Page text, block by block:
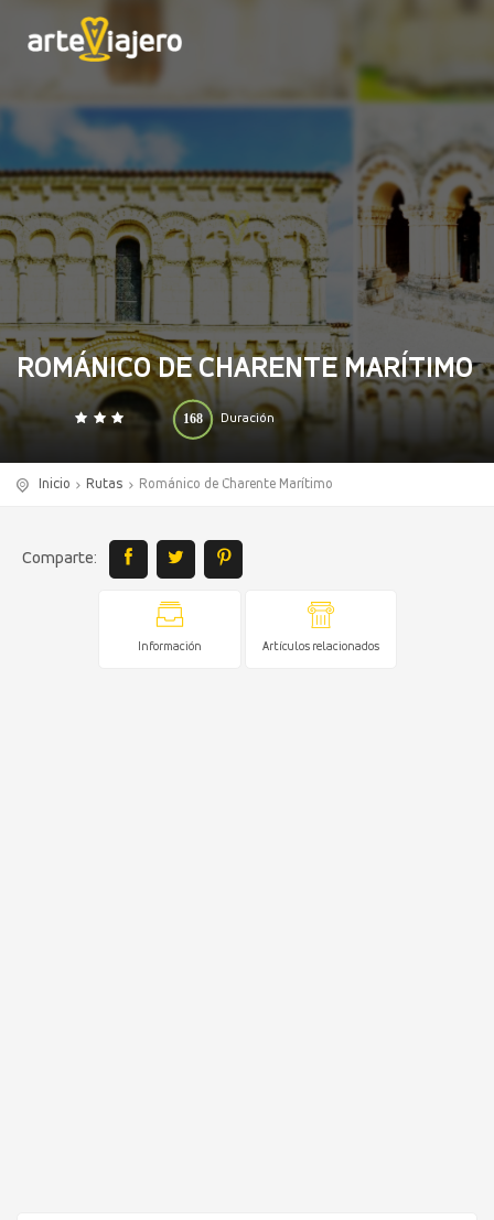
ROMÁNICO DE CHARENTE MARÍTIMO
Duración
168
0 140
Inicio Rutas Románico de Charente Marítimo
Comparte:
Información Artículos relacionados